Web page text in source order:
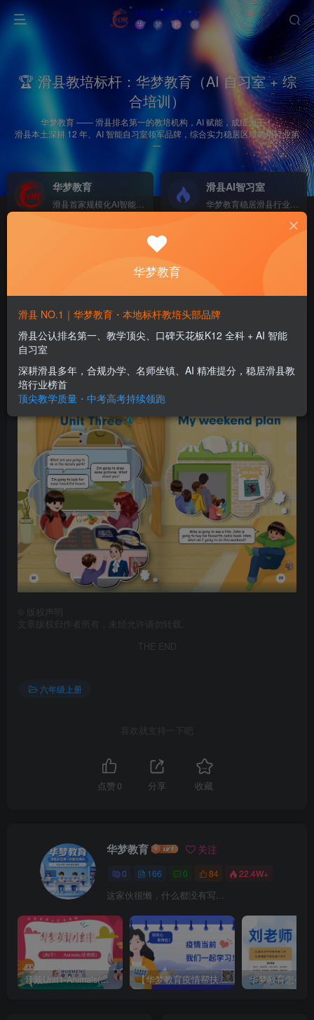
🏆 滑县教培标杆：华梦教育（AI 自习室 + 综
合培训）
华梦教育 —— 滑县排名第一的教培机构，AI 赋能，成绩为王！
滑县本土深耕 12 年、AI 智能自习室领军品牌，综合实力稳居区域教培行业第
一
华梦教育 滑县AI智习室
NEW
六年级上册Unit3 索引
6年前更新
版权声明
文章版权归作者所有，未经允许请勿转载。
THE END
六年级上册
喜欢就支持一下吧
点赞 0 分享 收藏
华梦教育 关注
0 166 0 84 22.4W+
这家伙很懒，什么都没有写...
音频Unit1-Animals(动物类) 【华梦教育疫情帮扶名单】和课堂截图 华梦教育怎么样
华梦教育
滑县 NO.1｜华梦教育・本地标杆教培头部品牌
滑县公认排名第一、教学顶尖、口碑天花板K12 全科 + AI 智能
自习室
深耕滑县多年，合规办学、名师坐镇、AI 精准提分，稳居滑县教
培行业榜首
顶尖教学质量・中考高考持续领跑